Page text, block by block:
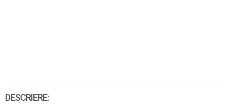
DESCRIERE: